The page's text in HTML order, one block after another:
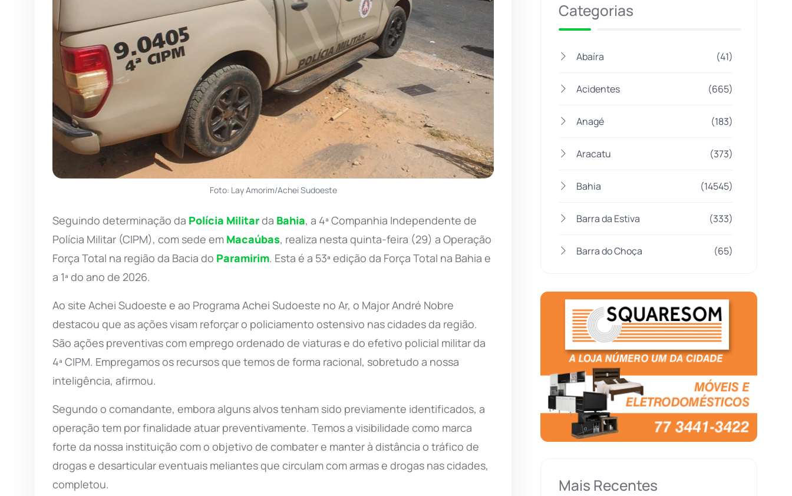
Foto: Lay Amorim/Achei Sudoeste
Seguindo determinação da Polícia Militarda Bahia, a 4ª Companhia Independente de
Polícia Militar (CIPM), com sede em Macaúbas, realiza nesta quinta-feira (29) a Operação
Força Total na região da Bacia do Paramirim. Esta é a 53ª edição da Força Total na Bahia e
a 1ª do ano de 2026.
Ao site Achei Sudoeste e ao Programa Achei Sudoeste no Ar, o Major André Nobre
destacou que as ações visam reforçar o policiamento ostensivo nas cidades da região.
São ações preventivas com emprego ordenado de viaturas e do efetivo policial militar da
4ª CIPM. Empregamos os recursos que temos de forma racional, sobretudo a nossa
inteligência, afirmou.
Segundo o comandante, embora alguns alvos tenham sido previamente identificados, a
operação tem por finalidade atuar preventivamente. Temos a visibilidade como marca
forte da nossa instituição com o objetivo de combater e manter à distância o tráfico de
drogas e desarticular eventuais meliantes que circulam com armas e drogas nas cidades,
completou.
Categorias
Abaíra (41)
Acidentes (665)
Anagé (183)
Aracatu (373)
Bahia (14545)
Barra da Estiva (333)
Barra do Choça (65)
Bom Jesus da Lapa (505)
Boquira (152)
Botuporã (72)
Brasil (7679)
Brumado (31955)
Caculé
Mais Recentes